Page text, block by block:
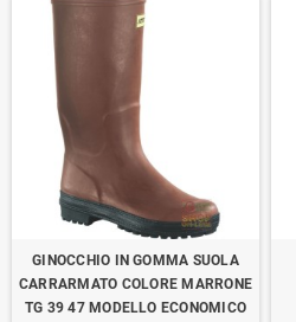
GINOCCHIO IN GOMMA SUOLA
CARRARMATO COLORE MARRONE
TG 39 47 MODELLO ECONOMICO